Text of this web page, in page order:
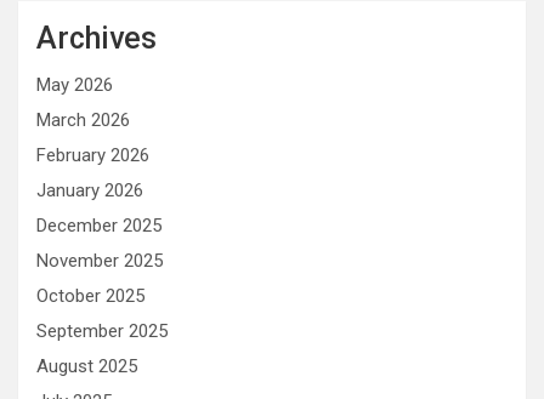
Archives
May 2026
March 2026
February 2026
January 2026
December 2025
November 2025
October 2025
September 2025
August 2025